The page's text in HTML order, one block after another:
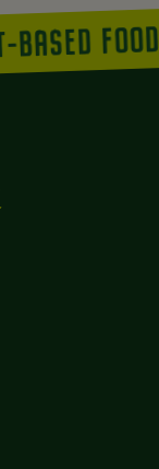
BASED FOOD